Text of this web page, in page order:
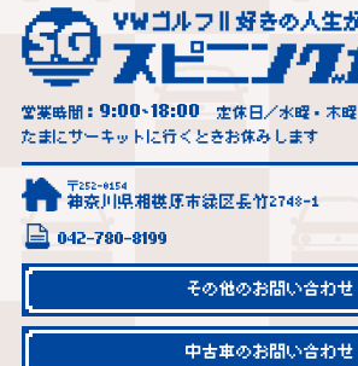
営業時間： 9:00~18:00
定休日／水曜・木曜
たまにサーキットに行くときお休みします
〒252-0154
神奈川県相模原市緑区長竹2748-1
042-780-8199
その他のお問い合わせ
中古車のお問い合わせ